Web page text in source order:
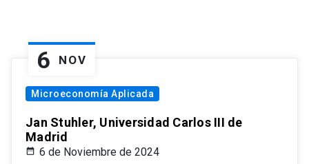
6 NOV
Microeconomía Aplicada
Jan Stuhler, Universidad Carlos III de
Madrid
6 de Noviembre de 2024